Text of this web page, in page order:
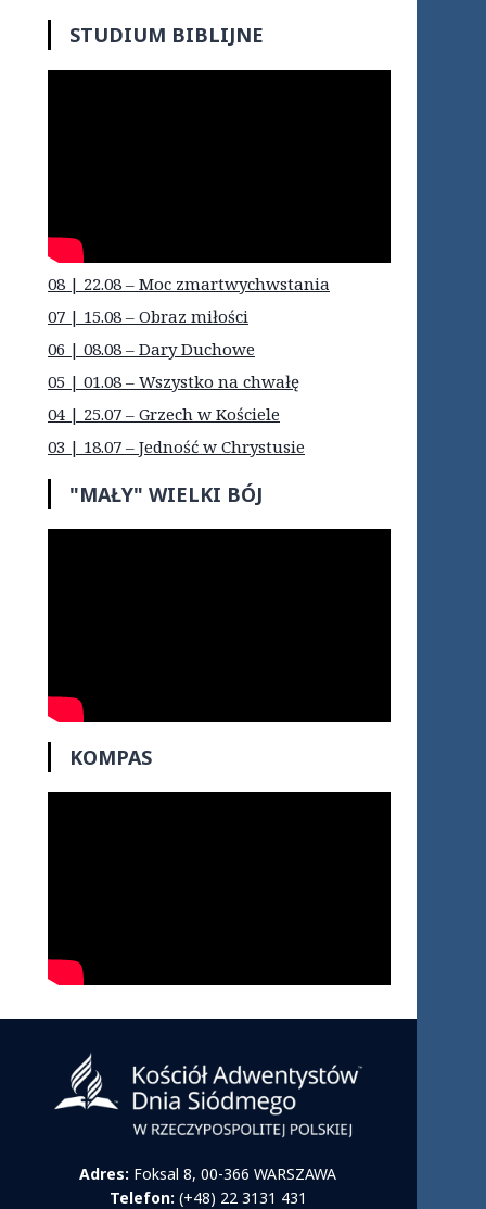
STUDIUM BIBLIJNE
08 | 22.08 – Moc zmartwychwstania
07 | 15.08 – Obraz miłości
06 | 08.08 – Dary Duchowe
05 | 01.08 – Wszystko na chwałę
04 | 25.07 – Grzech w Kościele
03 | 18.07 – Jedność w Chrystusie
"MAŁY" WIELKI BÓJ
KOMPAS
Adres: Foksal 8, 00-366 WARSZAWA
Telefon: (+48) 22 3131 431